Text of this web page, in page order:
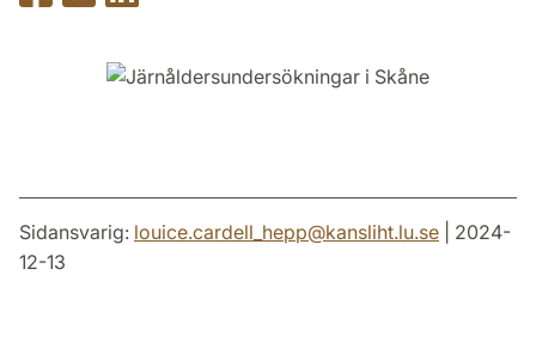
på
på
på
Sidansvarig: louice.cardell_hepp@kansliht.lu.se | 2024-
12-13